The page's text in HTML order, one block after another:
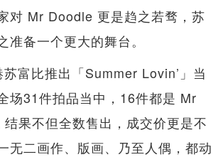
对 Mr Doodle 更是趋之若骛，苏
准备一个更大的舞台。
富比推出「Summer Lovin’」当
场31件拍品当中，16件都是 Mr
果不但全数售出，成交价更是不
无二画作、版画、乃至人偶，都动